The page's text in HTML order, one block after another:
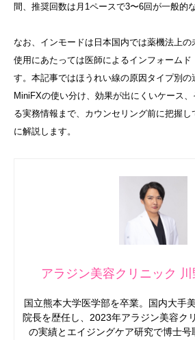
間、推奨回数は月1ペースで3〜6回が一般的
なお、インモードは日本国内では薬機法上の
使用にあたっては医師によるインフォーム
す。本記事ではほうれい線の原因タイプ別の
MiniFXの使い分け、効果が出にくいケース
る実務情報まで、カウンセリング前に把握
に解説します。
アラジン美容クリニック
国立熊本大学医学部を卒業。国内大手
院長を歴任し、2023年アラジン美容ク
の実績とエイジングケア研究で博士